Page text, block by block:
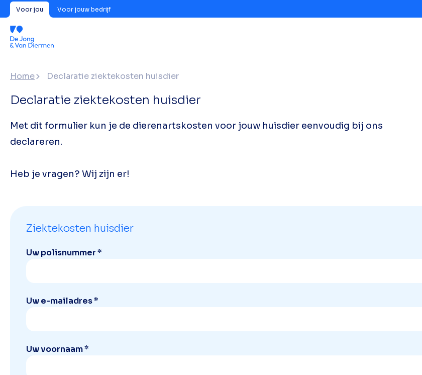
Voor jou Voor jouw bedrijf
Home Declaratie ziektekosten huisdier
Declaratie ziektekosten huisdier
Met dit formulier kun je de dierenartskosten voor jouw huisdier eenvoudig bij ons
declareren.
Heb je vragen? Wij zijn er!
Ziektekosten huisdier
Uw polisnummer *
Uw e-mailadres *
Uw voornaam *